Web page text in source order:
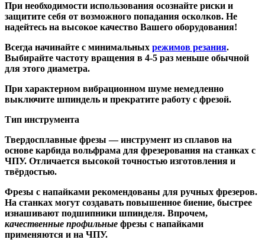
При необходимости использования осознайте риски и
защитите себя от возможного попадания осколков. Не
надейтесь на высокое качество Вашего оборудования!
Всегда начинайте с минимальных режимов резания.
Выбирайте частоту вращения в 4-5 раз меньше обычной
для этого диаметра.
При характерном вибрационном шуме немедленно
выключите шпиндель и прекратите работу с фрезой.
Тип инструмента
Твердосплавные фрезы — инструмент из сплавов на
основе карбида вольфрама для фрезерования на станках с
ЧПУ. Отличается высокой точностью изготовления и
твёрдостью.
Фрезы с напайками рекомендованы для ручных фрезеров.
На станках могут создавать повышенное биение, быстрее
изнашивают подшипники шпинделя. Впрочем,
качественные профильные фрезы с напайками
применяются и на ЧПУ.